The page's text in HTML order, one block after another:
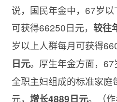
说，国民年金中，67岁
可获得66250日元， 较往
岁以上人群每月可获得
日元。厚生年金方面，
全职主妇组成的标准家
元， 增长4889日元。（